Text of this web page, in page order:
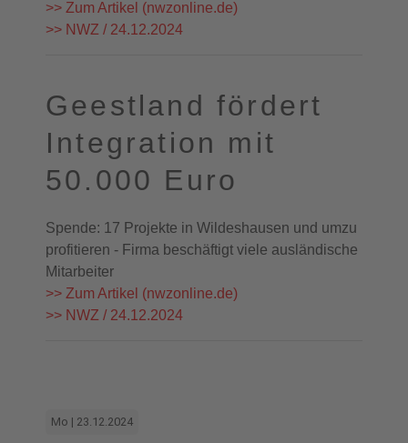
>> Zum Artikel (nwzonline.de)
>> NWZ / 24.12.2024
Geestland fördert
Integration mit
50.000 Euro
Spende: 17 Projekte in Wildeshausen und umzu
profitieren - Firma beschäftigt viele ausländische
Mitarbeiter
>> Zum Artikel (nwzonline.de)
>> NWZ / 24.12.2024
Mo | 23.12.2024